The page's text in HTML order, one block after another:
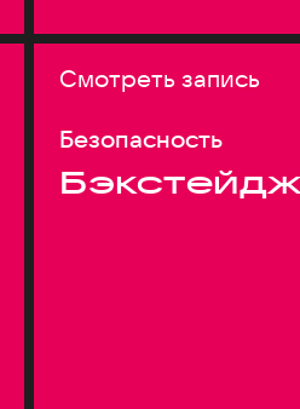
Смотреть запись
Безопасность
Бэкстейдж